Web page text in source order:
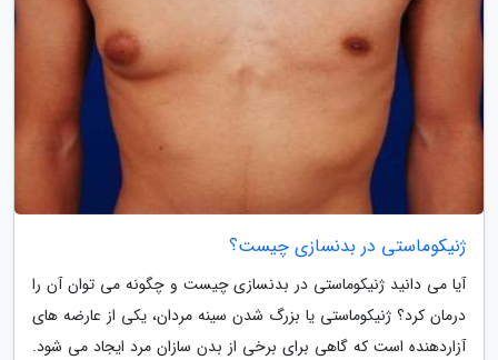
ژنیکوماستی در بدنسازی چیست؟
آیا می دانید ژنیکوماستی در بدنسازی چیست و چگونه می توان آن را
درمان کرد؟ ژنیکوماستی یا بزرگ شدن سینه مردان، یکی از عارضه های
آزاردهنده است که گاهی برای برخی از بدن سازان مرد ایجاد می شود.